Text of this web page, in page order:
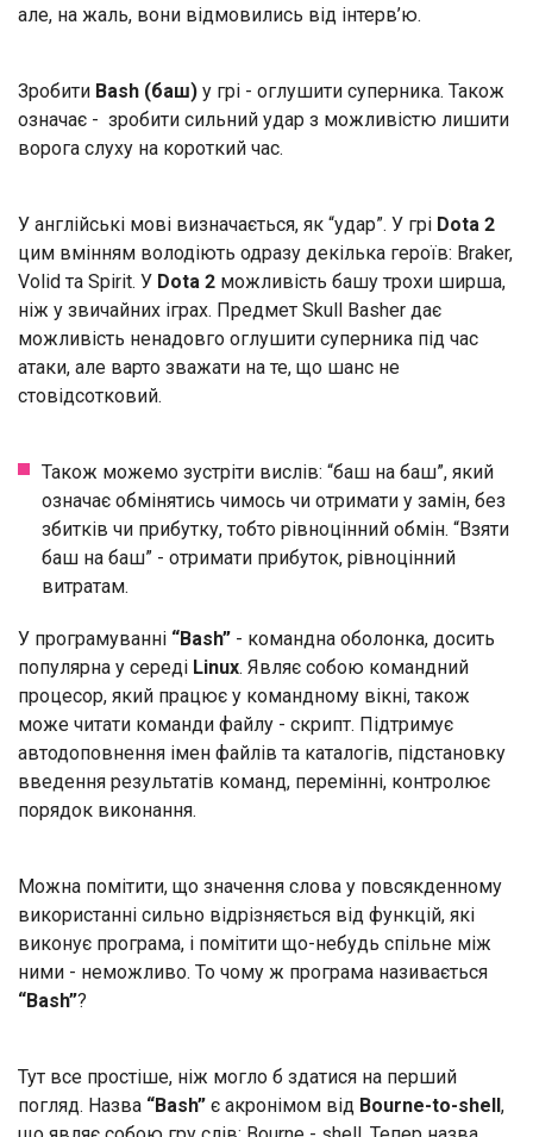
але, на жаль, вони відмовились від інтерв’ю.
Зробити Bash (баш) у грі - оглушити суперника. Також
означає - зробити сильний удар з можливістю лишити
ворога слуху на короткий час.
У англійські мові визначається, як “удар”. У грі Dota 2
цим вмінням володіють одразу декілька героїв: Braker,
Volid та Spirit. У Dota 2 можливість башу трохи ширша,
ніж у звичайних іграх. Предмет Skull Basher дає
можливість ненадовго оглушити суперника під час
атаки, але варто зважати на те, що шанс не
стовідсотковий.
Також можемо зустріти вислів: “баш на баш”, який
означає обмінятись чимось чи отримати у замін, без
збитків чи прибутку, тобто рівноцінний обмін. “Взяти
баш на баш” - отримати прибуток, рівноцінний
витратам.
У програмуванні “Bash” - командна оболонка, досить
популярна у середі Linux. Являє собою командний
процесор, який працює у командному вікні, також
може читати команди файлу - скрипт. Підтримує
автодоповнення імен файлів та каталогів, підстановку
введення результатів команд, перемінні, контролює
порядок виконання.
Можна помітити, що значення слова у повсякденному
використанні сильно відрізняється від функцій, які
виконує програма, і помітити що-небудь спільне між
ними - неможливо. То чому ж програма називається
“Bash”?
Тут все простіше, ніж могло б здатися на перший
погляд. Назва “Bash” є акронімом від Bourne-to-shell,